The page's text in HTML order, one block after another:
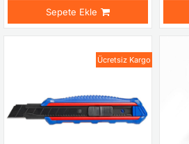
Sepete Ekle
Ücretsiz Kargo